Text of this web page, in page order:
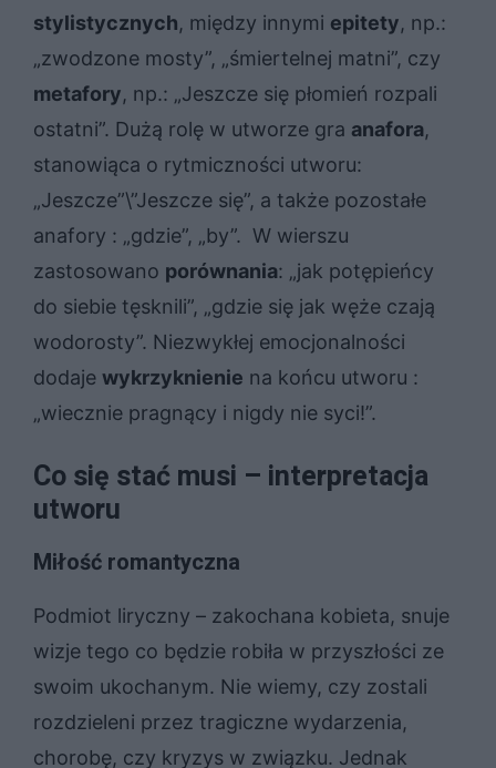
stylistycznych, między innymi epitety, np.:
„zwodzone mosty”, „śmiertelnej matni”, czy
metafory, np.: „Jeszcze się płomień rozpali
ostatni”. Dużą rolę w utworze gra anafora,
stanowiąca o rytmiczności utworu:
„Jeszcze”\”Jeszcze się”, a także pozostałe
anafory : „gdzie”, „by”. W wierszu
zastosowano porównania: „jak potępieńcy
do siebie tęsknili”, „gdzie się jak węże czają
wodorosty”. Niezwykłej emocjonalności
dodaje wykrzyknienie na końcu utworu :
„wiecznie pragnący i nigdy nie syci!”.
Co się stać musi – interpretacja
utworu
Miłość romantyczna
Podmiot liryczny – zakochana kobieta, snuje
wizje tego co będzie robiła w przyszłości ze
swoim ukochanym. Nie wiemy, czy zostali
rozdzieleni przez tragiczne wydarzenia,
chorobę, czy kryzys w związku. Jednak